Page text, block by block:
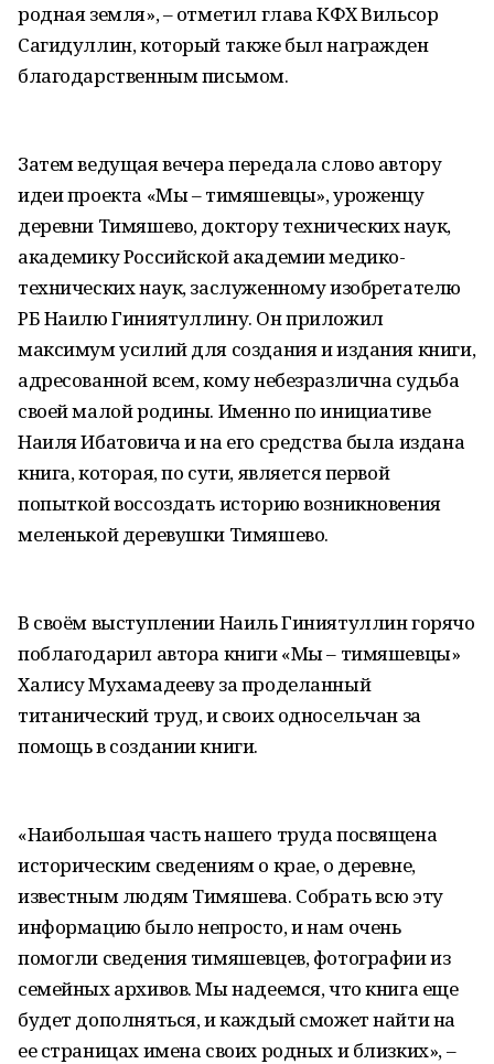
родная земля», – отметил глава КФХ Вильсор
Сагидуллин, который также был награжден
благодарственным письмом.
Затем ведущая вечера передала слово автору
идеи проекта «Мы – тимяшевцы», уроженцу
деревни Тимяшево, доктору технических наук,
академику Российской академии медико-
технических наук, заслуженному изобретателю
РБ Наилю Гиниятуллину. Он приложил
максимум усилий для создания и издания книги,
адресованной всем, кому небезразлична судьба
своей малой родины. Именно по инициативе
Наиля Ибатовича и на его средства была издана
книга, которая, по сути, является первой
попыткой воссоздать историю возникновения
меленькой деревушки Тимяшево.
В своём выступлении Наиль Гиниятуллин горячо
поблагодарил автора книги «Мы – тимяшевцы»
Халису Мухамадееву за проделанный
титанический труд, и своих односельчан за
помощь в создании книги.
«Наибольшая часть нашего труда посвящена
историческим сведениям о крае, о деревне,
известным людям Тимяшева. Собрать всю эту
информацию было непросто, и нам очень
помогли сведения тимяшевцев, фотографии из
семейных архивов. Мы надеемся, что книга еще
будет дополняться, и каждый сможет найти на
ее страницах имена своих родных и близких», –